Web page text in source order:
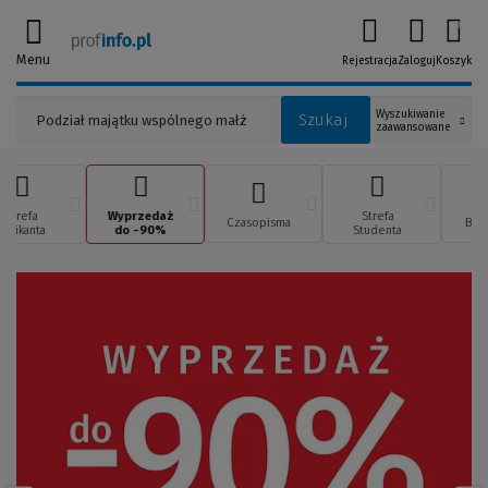
Menu
Szukaj
Wyszukiwanie
zaawansowane
RejestracjaZaloguj
0
Koszyk
Strefa
Wyprzedaż
do -90%
Czasopisma
Strefa
Studenta